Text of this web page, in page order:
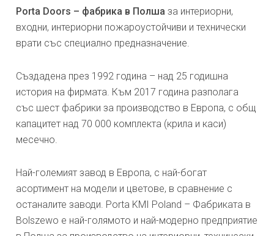
Porta Doors – фабрика в Полша за интериорни,
входни, интериорни пожароустойчиви и технически
врати със специално предназначение.
Създадена през 1992 година – над 25 годишна
история на фирмата. Към 2017 година разполага
със шест фабрики за производство в Европа, с общ
капацитет над 70 000 комплекта (крила и каси)
месечно.
Най-големият завод в Европа, с най-богат
асортимент на модели и цветове, в сравнение с
останалите заводи. Porta KMI Poland – Фабриката в
Bolszewo е най-голямото и най-модерно предприятие